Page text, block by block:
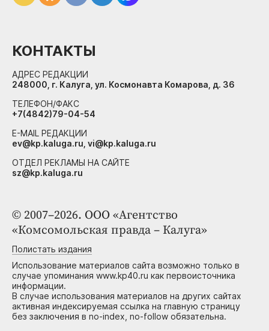
© 2007–2026. ООО «Агентство
«Комсомольская правда – Калуга»
Полистать издания
Использование материалов сайта возможно только в
случае упоминания www.kp40.ru как первоисточника
информации.
В случае использования материалов на других сайтах
активная индексируемая ссылка на главную страницу
без заключения в no-index, no-follow обязательна.
КОНТАКТЫ
АДРЕС РЕДАКЦИИ
248000, г. Калуга, ул. Космонавта Комарова, д. 36
ТЕЛЕФОН/ФАКС
+7(4842)79-04-54
E-MAIL РЕДАКЦИИ
ev@kp.kaluga.ru, vi@kp.kaluga.ru
ОТДЕЛ РЕКЛАМЫ НА САЙТЕ
sz@kp.kaluga.ru